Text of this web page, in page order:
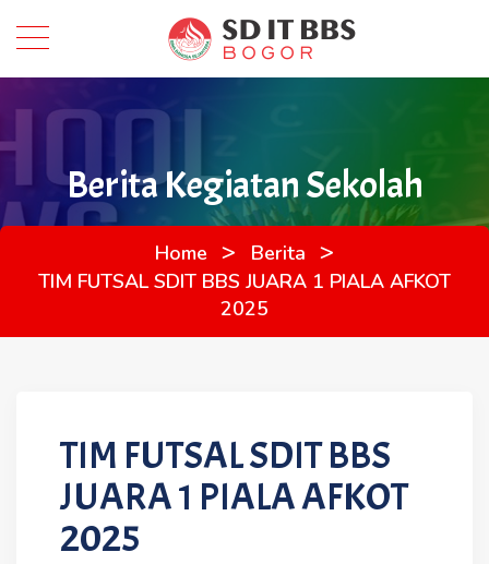
Berita Kegiatan Sekolah
Home > Berita >
TIM FUTSAL SDIT BBS JUARA 1 PIALA AFKOT
2025
TIM FUTSAL SDIT BBS
JUARA 1 PIALA AFKOT
2025